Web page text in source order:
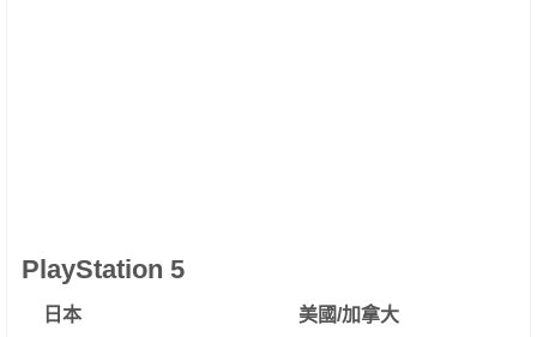
PlayStation 5
日本 美國/加拿大